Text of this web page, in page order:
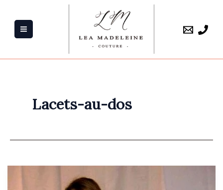
contenu
Lacets-au-dos